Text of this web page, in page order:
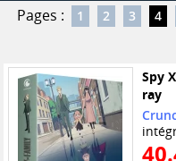
Pages :
1 2 3 4
Spy
ray